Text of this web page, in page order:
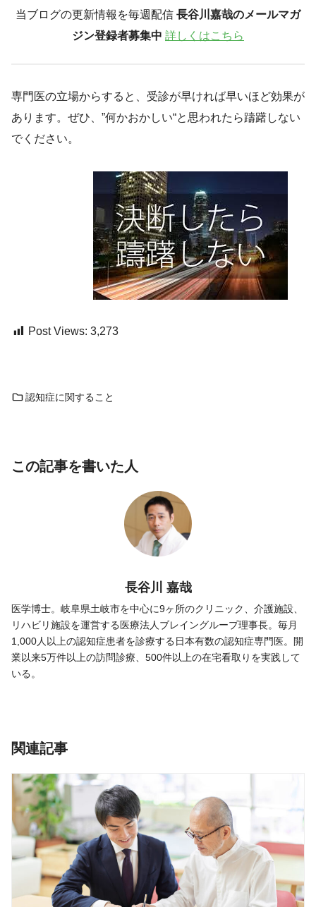
当ブログの更新情報を毎週配信 長谷川嘉哉のメールマガ
ジン登録者募集中 詳しくはこちら
専門医の立場からすると、受診が早ければ早いほど効果が
あります。ぜひ、”何かおかしい“と思われたら躊躇しない
でください。
Post Views: 3,273
認知症に関すること
この記事を書いた人
長谷川 嘉哉
医学博士。岐阜県土岐市を中心に9ヶ所のクリニック、介護施設、
リハビリ施設を運営する医療法人ブレイングループ理事長。毎月
1,000人以上の認知症患者を診療する日本有数の認知症専門医。開
業以来5万件以上の訪問診療、500件以上の在宅看取りを実践して
いる。
関連記事